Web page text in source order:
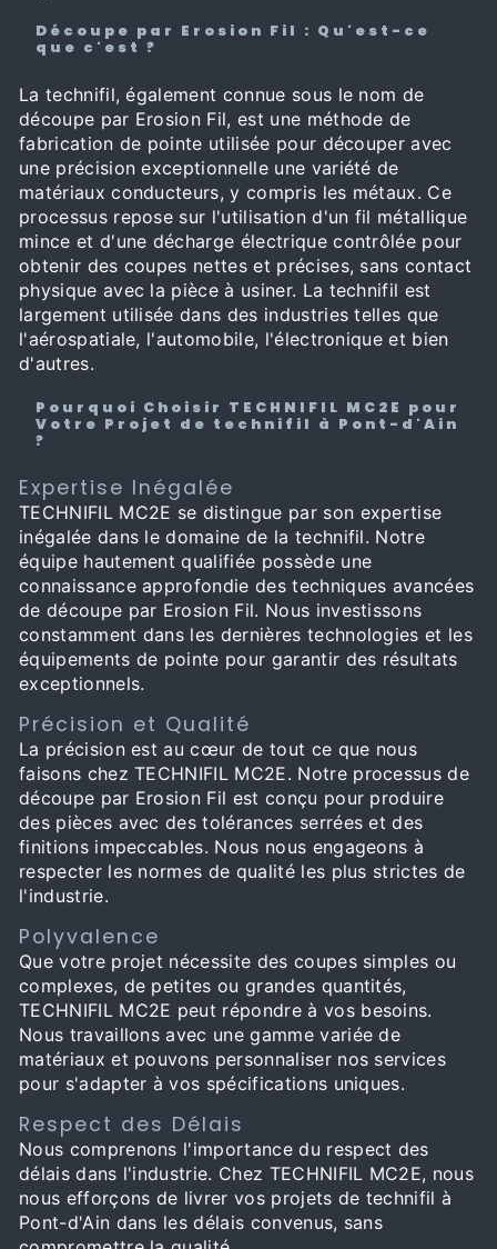
Découpe par Erosion Fil : Qu'est-ce
que c'est ?
La technifil, également connue sous le nom de
découpe par Erosion Fil, est une méthode de
fabrication de pointe utilisée pour découper avec
une précision exceptionnelle une variété de
matériaux conducteurs, y compris les métaux. Ce
processus repose sur l'utilisation d'un fil métallique
mince et d'une décharge électrique contrôlée pour
obtenir des coupes nettes et précises, sans contact
physique avec la pièce à usiner. La technifil est
largement utilisée dans des industries telles que
l'aérospatiale, l'automobile, l'électronique et bien
d'autres.
Pourquoi Choisir TECHNIFIL MC2E pour
Votre Projet de technifil à Pont-d'Ain
?
Expertise Inégalée
TECHNIFIL MC2E se distingue par son expertise
inégalée dans le domaine de la technifil. Notre
équipe hautement qualifiée possède une
connaissance approfondie des techniques avancées
de découpe par Erosion Fil. Nous investissons
constamment dans les dernières technologies et les
équipements de pointe pour garantir des résultats
exceptionnels.
Précision et Qualité
La précision est au cœur de tout ce que nous
faisons chez TECHNIFIL MC2E. Notre processus de
découpe par Erosion Fil est conçu pour produire
des pièces avec des tolérances serrées et des
finitions impeccables. Nous nous engageons à
respecter les normes de qualité les plus strictes de
l'industrie.
Polyvalence
Que votre projet nécessite des coupes simples ou
complexes, de petites ou grandes quantités,
TECHNIFIL MC2E peut répondre à vos besoins.
Nous travaillons avec une gamme variée de
matériaux et pouvons personnaliser nos services
pour s'adapter à vos spécifications uniques.
Respect des Délais
Nous comprenons l'importance du respect des
délais dans l'industrie. Chez TECHNIFIL MC2E, nous
nous efforçons de livrer vos projets de technifil à
Pont-d'Ain dans les délais convenus, sans